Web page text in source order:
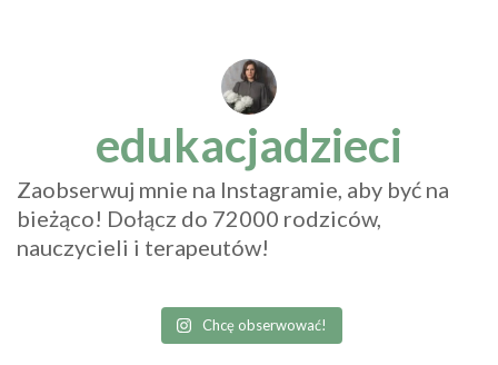
edukacjadzieci
Zaobserwuj mnie na Instagramie, aby być na
bieżąco! Dołącz do 72000 rodziców,
nauczycieli i terapeutów!
Chcę obserwować!